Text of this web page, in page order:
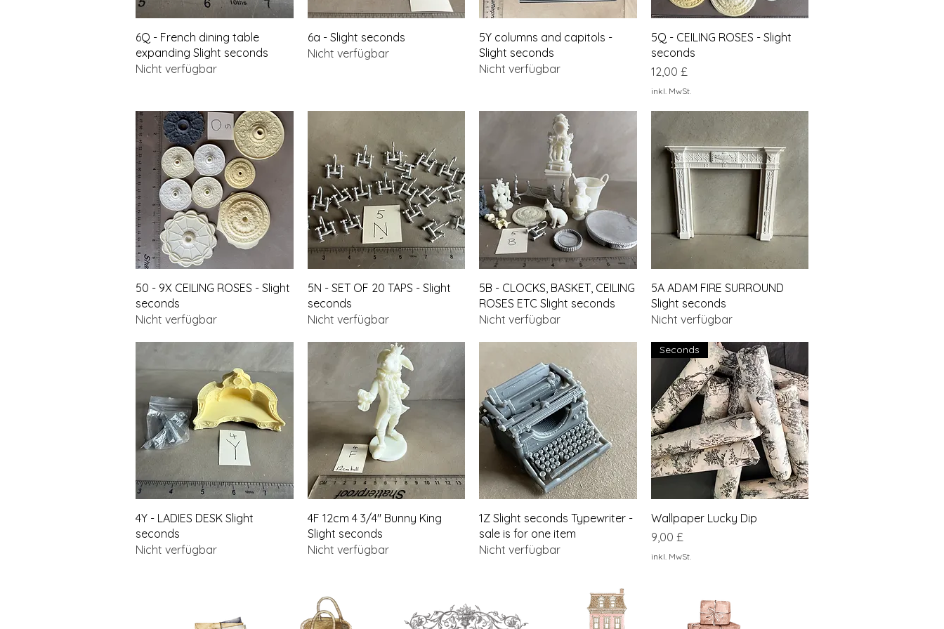
Schnellansicht
6Q - French dining table
expanding Slight seconds
Nicht verfügbar
Schnellansicht
6a - Slight seconds
Nicht verfügbar
Schnellansicht
5Y columns and capitols -
Slight seconds
Nicht verfügbar
Schnellansicht
5Q - CEILING ROSES - Slight
seconds
Preis
12,00 £
inkl. MwSt.
Schnellansicht
50 - 9X CEILING ROSES - Slight
seconds
Nicht verfügbar
Schnellansicht
5N - SET OF 20 TAPS - Slight
seconds
Nicht verfügbar
Schnellansicht
5B - CLOCKS, BASKET, CEILING
ROSES ETC Slight seconds
Nicht verfügbar
Schnellansicht
5A ADAM FIRE SURROUND
Slight seconds
Nicht verfügbar
Schnellansicht
4Y - LADIES DESK Slight
seconds
Nicht verfügbar
Schnellansicht
4F 12cm 4 3/4" Bunny King
Slight seconds
Nicht verfügbar
Schnellansicht
1Z Slight seconds Typewriter -
sale is for one item
Nicht verfügbar
Schnellansicht
Seconds
Wallpaper Lucky Dip
Preis
9,00 £
inkl. MwSt.